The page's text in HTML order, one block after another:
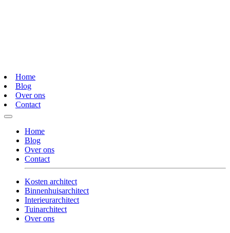
Home
Blog
Over ons
Contact
Home
Blog
Over ons
Contact
Kosten architect
Binnenhuisarchitect
Interieurarchitect
Tuinarchitect
Over ons